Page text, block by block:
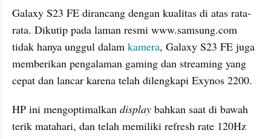
Galaxy S23 FE dirancang dengan kualitas di atas rata-
rata. Dikutip pada laman resmi www.samsung.com
tidak hanya unggul dalam kamera, Galaxy S23 FE juga
memberikan pengalaman gaming dan streaming yang
cepat dan lancar karena telah dilengkapi Exynos 2200.
HP ini mengoptimalkan display bahkan saat di bawah
terik matahari, dan telah memiliki refresh rate 120Hz